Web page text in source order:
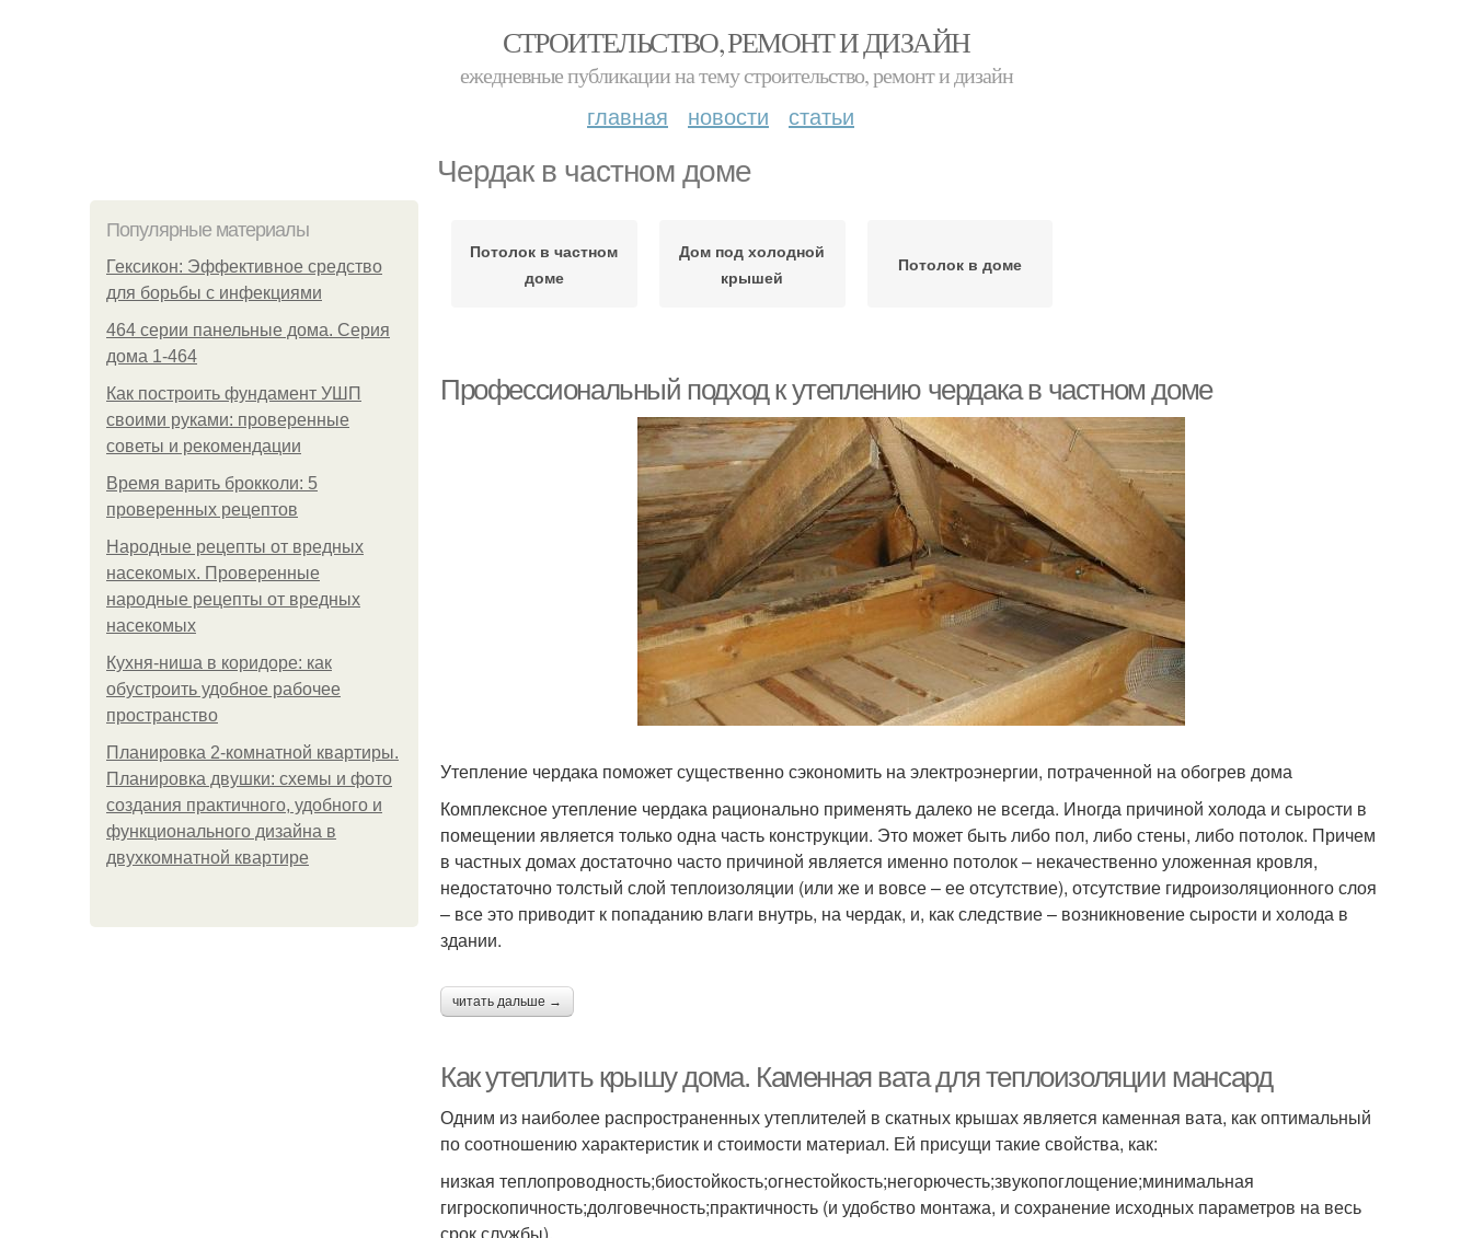
СТРОИТЕЛЬСТВО, РЕМОНТ И ДИЗАЙН
ежедневные публикации на тему строительство, ремонт и дизайн
главная новости статьи
Чердак в частном доме
Популярные материалы
Гексикон: Эффективное средство
для борьбы с инфекциями
464 серии панельные дома. Серия
дома 1-464
Как построить фундамент УШП
своими руками: проверенные
советы и рекомендации
Время варить брокколи: 5
проверенных рецептов
Народные рецепты от вредных
насекомых. Проверенные
народные рецепты от вредных
насекомых
Кухня-ниша в коридоре: как
обустроить удобное рабочее
пространство
Планировка 2-комнатной квартиры.
Планировка двушки: схемы и фото
создания практичного, удобного и
функционального дизайна в
двухкомнатной квартире
Потолок в частном
доме
Дом под холодной
крышей
Потолок в доме
Профессиональный подход к утеплению чердака в частном доме
Утепление чердака поможет существенно сэкономить на электроэнергии, потраченной на обогрев дома
Комплексное утепление чердака рационально применять далеко не всегда. Иногда причиной холода и сырости в
помещении является только одна часть конструкции. Это может быть либо пол, либо стены, либо потолок. Причем
в частных домах достаточно часто причиной является именно потолок – некачественно уложенная кровля,
недостаточно толстый слой теплоизоляции (или же и вовсе – ее отсутствие), отсутствие гидроизоляционного слоя
– все это приводит к попаданию влаги внутрь, на чердак, и, как следствие – возникновение сырости и холода в
здании.
читать дальше →
Как утеплить крышу дома. Каменная вата для теплоизоляции мансард
Одним из наиболее распространенных утеплителей в скатных крышах является каменная вата, как оптимальный
по соотношению характеристик и стоимости материал. Ей присущи такие свойства, как:
низкая теплопроводность;биостойкость;огнестойкость;негорючесть;звукопоглощение;минимальная
гигроскопичность;долговечность;практичность (и удобство монтажа, и сохранение исходных параметров на весь